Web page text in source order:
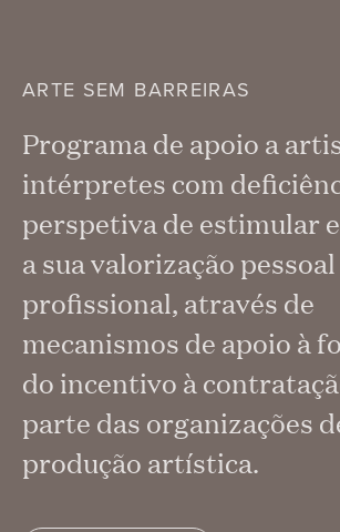
ARTE SEM BARREIRAS
Programa de apoio a
intérpretes com
perspetiva de estimular
a sua valorização pessoal
profissional, através de
mecanismos de apoio à
do incentivo à
parte das organizações
produção artística.